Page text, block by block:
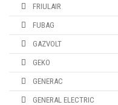
FRIULAIR
FUBAG
GAZVOLT
GEKO
GENERAC
GENERAL ELECTRIC